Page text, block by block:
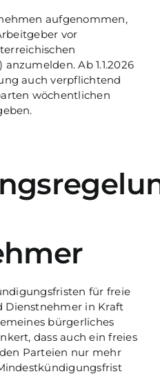
aufgenommen,
vor
Ab 1.1.2026
auch verpflichtend
wöchentlichen
für freie
Dienstnehmer in Kraft
bürgerliches
dass auch ein freies
Parteien nur mehr